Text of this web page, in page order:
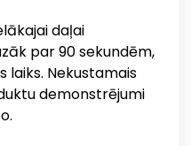
daļai
par 90 sekundēm,
laiks. Nekustamais
demonstrējumi